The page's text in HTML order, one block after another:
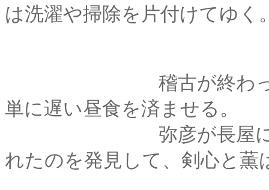
は洗濯や掃除を片付けてゆく
稽古が終わったあと
単に遅い昼食を済ませる。
弥彦が長屋に帰った
れたのを発見して、剣心と